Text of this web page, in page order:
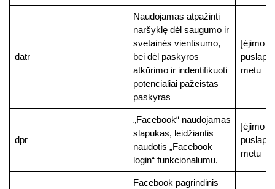
datr
Naudojamas atpažinti
naršyklę dėl saugumo ir
svetainės vientisumo,
bei dėl paskyros
atkūrimo ir indentifikuoti
potencialiai pažeistas
paskyras
Įėjimo į
puslapį
metu
dpr
„Facebook“ naudojamas
slapukas, leidžiantis
naudotis „Facebook
login“ funkcionalumu.
Įėjimo į
puslapį
metu
Facebook pagrindinis